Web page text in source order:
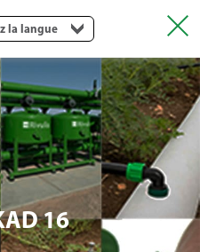
la langue
16